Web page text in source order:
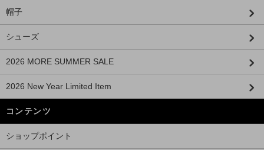
帽子
シューズ
2026 MORE SUMMER SALE
2026 New Year Limited Item
コンテンツ
ショップポイント